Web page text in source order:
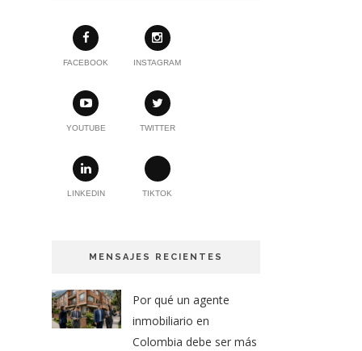
FACEBOOK INSTAGRAM
YOUTUBE TWITTER
LINKEDIN TIKTOK
MENSAJES RECIENTES
Por qué un agente
inmobiliario en
Colombia debe ser más